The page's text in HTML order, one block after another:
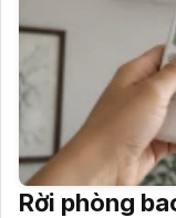
Rời phòng